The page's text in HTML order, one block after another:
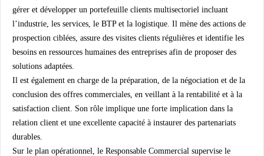
gérer et développer un portefeuille clients multisectoriel incluant
l’industrie, les services, le BTP et la logistique. Il mène des actions de
prospection ciblées, assure des visites clients régulières et identifie les
besoins en ressources humaines des entreprises afin de proposer des
solutions adaptées.
Il est également en charge de la préparation, de la négociation et de la
conclusion des offres commerciales, en veillant à la rentabilité et à la
satisfaction client. Son rôle implique une forte implication dans la
relation client et une excellente capacité à instaurer des partenariats
durables.
Sur le plan opérationnel, le Responsable Commercial supervise le